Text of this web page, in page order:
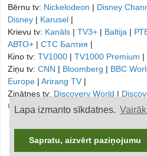
Lapa izmanto sīkdatnes.
Sapratu, aizvērt paziņojumu
Bērnu tv: Nickelodeon | Disney
Disney | Karusel |
Krievu tv: Kanāls | TV3+ | Baltija |
АВТО+ | СТС Балтия |
Kino tv: TV1000 | TV1000 Premium |
Ziņu tv: CNN | Bloomberg | BBC
Europe | Arirang TV |
Zinātnes tv: Discovery World |
Channel|
© onTV.LV - TV
Piektdiena, 7.